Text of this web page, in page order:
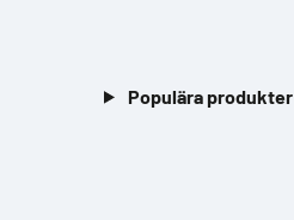
Populära produkter